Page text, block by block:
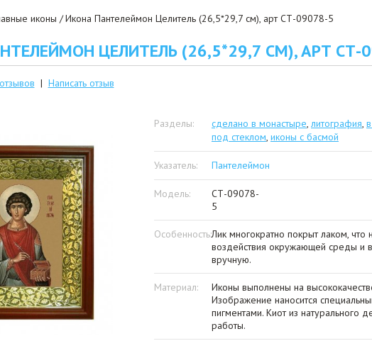
иконы Икона Пантелеймон Целитель (26,5*29,7 см), арт СТ-09078-5
ЦЕЛИТЕЛЬ (26,5*29,7 СМ), АРТ СТ-
| Написать отзыв
Разделы: сделано в монастыре, литография,
под стеклом, иконы с басмой
Указатель: Пантелеймон
Модель:
СТ-09078-
5
Особенность:Лик многократно покрыт лаком,
воздействия окружающей среды и
вручную.
Материал:
Иконы выполнены на
Изображение наносится
пигментами. Киот из натурального
работы.